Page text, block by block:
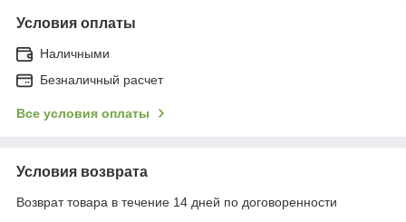
Условия оплаты
Наличными
Безналичный расчет
Все условия оплаты
Условия возврата
Возврат товара в течение 14 дней по договоренности